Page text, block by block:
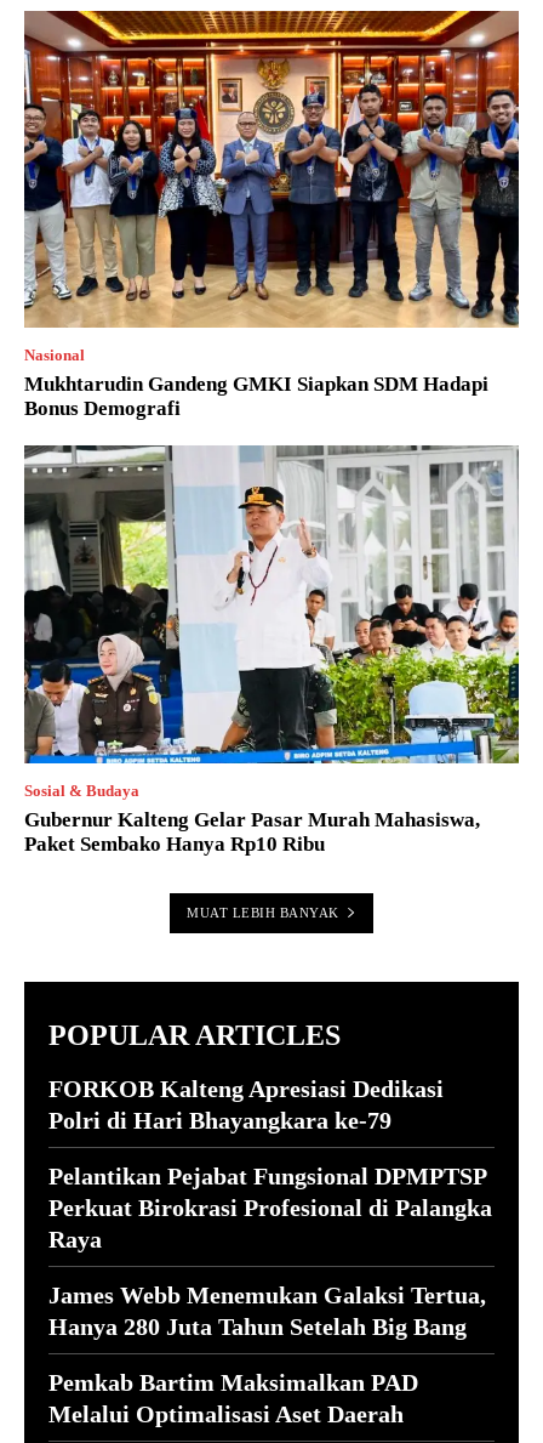
Nasional
Mukhtarudin Gandeng GMKI Siapkan SDM Hadapi
Bonus Demografi
Sosial & Budaya
Gubernur Kalteng Gelar Pasar Murah Mahasiswa,
Paket Sembako Hanya Rp10 Ribu
MUAT LEBIH BANYAK
POPULAR ARTICLES
FORKOB Kalteng Apresiasi Dedikasi
Polri di Hari Bhayangkara ke-79
Pelantikan Pejabat Fungsional DPMPTSP
Perkuat Birokrasi Profesional di Palangka
Raya
James Webb Menemukan Galaksi Tertua,
Hanya 280 Juta Tahun Setelah Big Bang
Pemkab Bartim Maksimalkan PAD
Melalui Optimalisasi Aset Daerah